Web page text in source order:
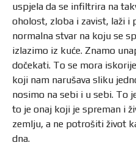
uspjela da se infiltrira na
oholost, zloba i zavist, laži i
normalna stvar na koju se
izlazimo iz kuće. Znamo
dočekati. To se mora
koji nam narušava sliku
nosimo na sebi i u sebi. To
to je onaj koji je spreman i
zemlju, a ne potrošiti život
dna.